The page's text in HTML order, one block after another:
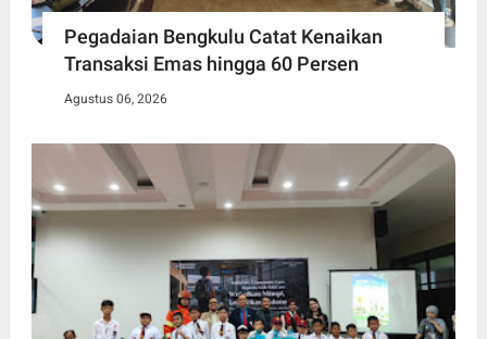
Pegadaian Bengkulu Catat Kenaikan
Transaksi Emas hingga 60 Persen
Agustus 06, 2026